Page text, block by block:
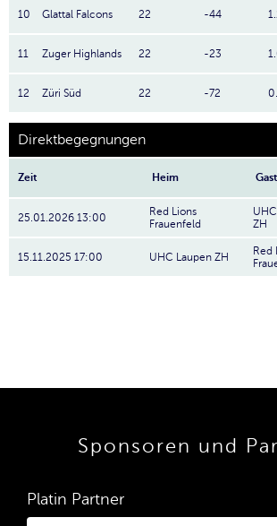
10 Glattal Falcons 22 -44
11 Zuger Highlands 22 -23
12 Züri Süd 22 -72
Direktbegegnungen
Zeit Heim Gast
25.01.2026 13:00
Red Lions
Frauenfeld
ZH
15.11.2025 17:00 UHC Laupen ZH
Red
Sponsoren und
Platin Partner